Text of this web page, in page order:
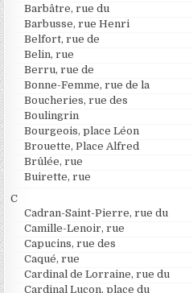
Barbâtre, rue du
Barbusse, rue Henri
Belfort, rue de
Belin, rue
Berru, rue de
Bonne-Femme, rue de la
Boucheries, rue des
Boulingrin
Bourgeois, place Léon
Brouette, Place Alfred
Brûlée, rue
Buirette, rue
C
Cadran-Saint-Pierre, rue du
Camille-Lenoir, rue
Capucins, rue des
Caqué, rue
Cardinal de Lorraine, rue du
Cardinal Luçon, place du